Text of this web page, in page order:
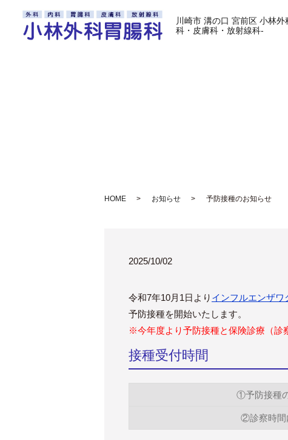
川崎市 溝の口 宮前区 小林
科・皮膚科・放射線科-
HOME お知らせ 予防接種のお知らせ
2025/10/02
令和7年10月1日より インフルエンザワ
予防接種を開始いたします。
※今年度より予防接種と保険診療（診
接種受付時間
①予防接種
②診察時間